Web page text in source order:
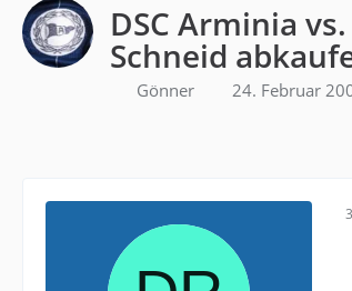
DSC Arminia
Schneid
Gönner 24. Februar